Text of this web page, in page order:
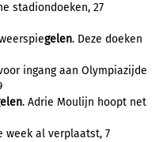
stadiondoeken, 27
gelen. Deze doeken
ingang aan Olympiazijde
. Adrie Moulijn hoopt net
week al verplaatst, 7